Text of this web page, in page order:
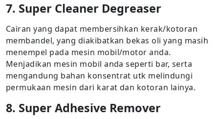
7. Super Cleaner Degreaser
Cairan yang dapat membersihkan kerak/kotoran
membandel, yang diakibatkan bekas oli yang masih
menempel pada mesin mobil/motor anda.
Menjadikan mesin mobil anda seperti bar, serta
mengandung bahan konsentrat utk melindungi
permukaan mesin dari karat dan kotoran lainya.
8. Super Adhesive Remover